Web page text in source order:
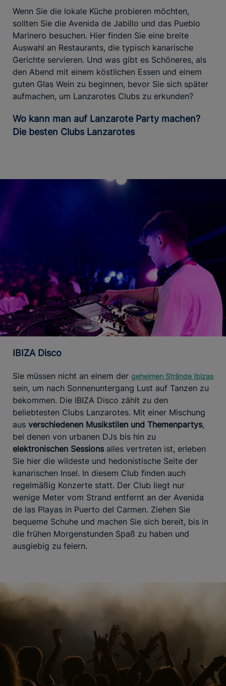
Wenn Sie die lokale Küche probieren möchten,
sollten Sie die Avenida de Jabillo und das Pueblo
Marinero besuchen. Hier finden Sie eine breite
Auswahl an Restaurants, die typisch kanarische
Gerichte servieren. Und was gibt es Schöneres, als
den Abend mit einem köstlichen Essen und einem
guten Glas Wein zu beginnen, bevor Sie sich später
aufmachen, um Lanzarotes Clubs zu erkunden?
Wo kann man auf Lanzarote Party machen?
Die besten Clubs Lanzarotes
IBIZA Disco
Sie müssen nicht an einem der geheimen Strände Ibizas
sein, um nach Sonnenuntergang Lust auf Tanzen zu
bekommen. Die IBIZA Disco zählt zu den
beliebtesten Clubs Lanzarotes. Mit einer Mischung
aus verschiedenen Musikstilen und Themenpartys,
bei denen von urbanen DJs bis hin zu
elektronischen Sessions alles vertreten ist, erleben
Sie hier die wildeste und hedonistische Seite der
kanarischen Insel. In diesem Club finden auch
regelmäßig Konzerte statt. Der Club liegt nur
wenige Meter vom Strand entfernt an der Avenida
de las Playas in Puerto del Carmen. Ziehen Sie
bequeme Schuhe und machen Sie sich bereit, bis in
die frühen Morgenstunden Spaß zu haben und
ausgiebig zu feiern.